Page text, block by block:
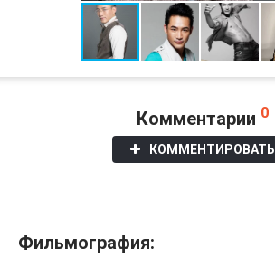
Комментарии 0
КОММЕНТИРОВАТЬ
Фильмография: